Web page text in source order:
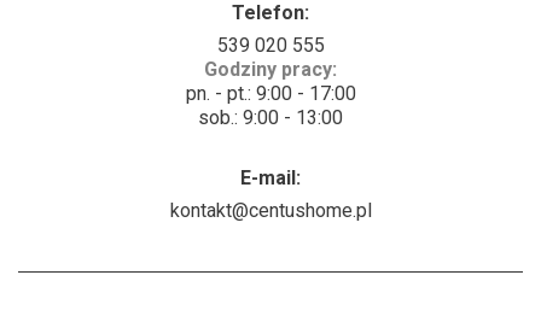
Telefon:
539 020 555
Godziny pracy:
pn. - pt.: 9:00 - 17:00
sob.: 9:00 - 13:00
E-mail:
kontakt@centushome.pl